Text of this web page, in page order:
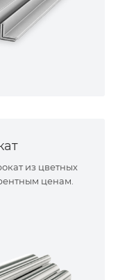
из цветных
ценам.